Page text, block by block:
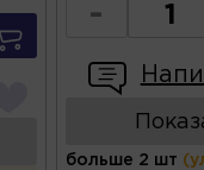
-
больше 2 шт